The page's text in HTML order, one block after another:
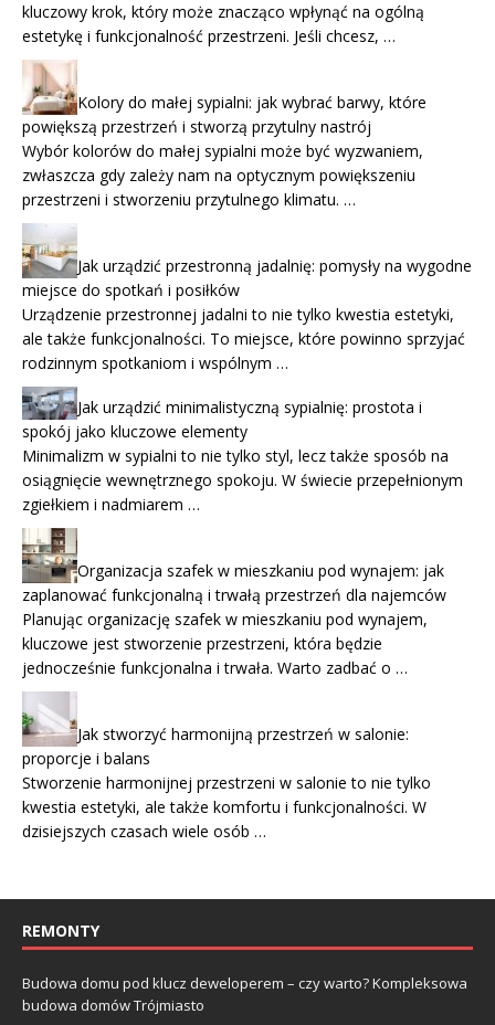
kluczowy krok, który może znacząco wpłynąć na ogólną
estetykę i funkcjonalność przestrzeni. Jeśli chcesz, …
Kolory do małej sypialni: jak wybrać barwy, które
powiększą przestrzeń i stworzą przytulny nastrój
Wybór kolorów do małej sypialni może być wyzwaniem,
zwłaszcza gdy zależy nam na optycznym powiększeniu
przestrzeni i stworzeniu przytulnego klimatu. …
Jak urządzić przestronną jadalnię: pomysły na wygodne
miejsce do spotkań i posiłków
Urządzenie przestronnej jadalni to nie tylko kwestia estetyki,
ale także funkcjonalności. To miejsce, które powinno sprzyjać
rodzinnym spotkaniom i wspólnym …
Jak urządzić minimalistyczną sypialnię: prostota i
spokój jako kluczowe elementy
Minimalizm w sypialni to nie tylko styl, lecz także sposób na
osiągnięcie wewnętrznego spokoju. W świecie przepełnionym
zgiełkiem i nadmiarem …
Organizacja szafek w mieszkaniu pod wynajem: jak
zaplanować funkcjonalną i trwałą przestrzeń dla najemców
Planując organizację szafek w mieszkaniu pod wynajem,
kluczowe jest stworzenie przestrzeni, która będzie
jednocześnie funkcjonalna i trwała. Warto zadbać o …
Jak stworzyć harmonijną przestrzeń w salonie:
proporcje i balans
Stworzenie harmonijnej przestrzeni w salonie to nie tylko
kwestia estetyki, ale także komfortu i funkcjonalności. W
dzisiejszych czasach wiele osób …
REMONTY
Budowa domu pod klucz deweloperem – czy warto? Kompleksowa
budowa domów Trójmiasto